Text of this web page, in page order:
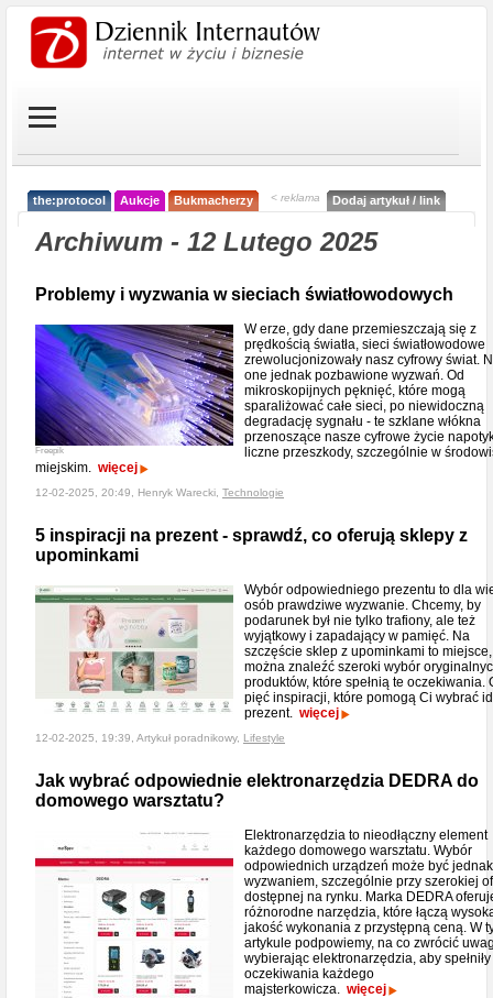
the:protocol Aukcje Bukmacherzy < reklama Dodaj artykuł / link
Archiwum - 12 Lutego 2025
Problemy i wyzwania w sieciach światłowodowych
Freepik
W erze, gdy dane przemieszczają się z
prędkością światła, sieci światłowodowe
zrewolucjonizowały nasz cyfrowy świat.
one jednak pozbawione wyzwań. Od
mikroskopijnych pęknięć, które mogą
sparaliżować całe sieci, po niewidoczną
degradację sygnału - te szklane włókna
przenoszące nasze cyfrowe życie
liczne przeszkody, szczególnie w
miejskim. więcej
12-02-2025, 20:49, Henryk Warecki, Technologie
5 inspiracji na prezent - sprawdź, co oferują sklepy z
upominkami
Wybór odpowiedniego prezentu to dla
osób prawdziwe wyzwanie. Chcemy, by
podarunek był nie tylko trafiony, ale też
wyjątkowy i zapadający w pamięć. Na
szczęście sklep z upominkami to
można znaleźć szeroki wybór
produktów, które spełnią te oczekiwania.
pięć inspiracji, które pomogą Ci wybrać
prezent. więcej
12-02-2025, 19:39, Artykuł poradnikowy, Lifestyle
Jak wybrać odpowiednie elektronarzędzia DEDRA do
domowego warsztatu?
Elektronarzędzia to nieodłączny element
każdego domowego warsztatu. Wybór
odpowiednich urządzeń może być jednak
wyzwaniem, szczególnie przy szerokiej
dostępnej na rynku. Marka DEDRA
różnorodne narzędzia, które łączą
jakość wykonania z przystępną ceną. W
artykule podpowiemy, na co zwrócić
wybierając elektronarzędzia, aby spełniły
oczekiwania każdego
majsterkowicza. więcej